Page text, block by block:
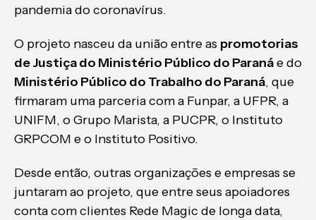
pandemia do coronavírus.
O projeto nasceu da união entre as promotorias
de Justiça do Ministério Público do Paranáe do
Ministério Público do Trabalho do Paraná, que
firmaram uma parceria com a Funpar, a UFPR, a
UNIFM, o Grupo Marista, a PUCPR, o Instituto
GRPCOM e o Instituto Positivo.
Desde então, outras organizações e empresas se
juntaram ao projeto, que entre seus apoiadores
conta com clientes Rede Magic de longa data,